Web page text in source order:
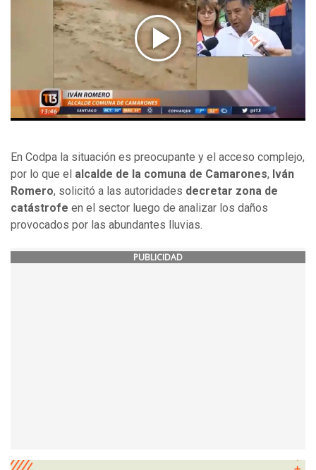
En Codpa la situación es preocupante y el acceso complejo,
por lo que el alcalde de la comuna de Camarones, Iván
Romero, solicitó a las autoridades decretar zona de
catástrofe en el sector luego de analizar los daños
provocados por las abundantes lluvias.
PUBLICIDAD